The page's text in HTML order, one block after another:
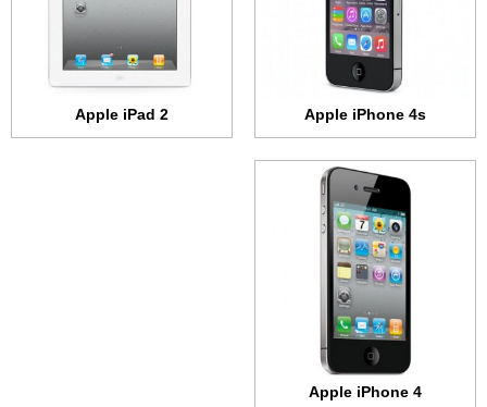
Apple iPhone 4s
Apple iPad 2
Apple iPhone 4
احادي النواة بسرعة 1.0 جيجاهرتز
عرض الموصفات ←